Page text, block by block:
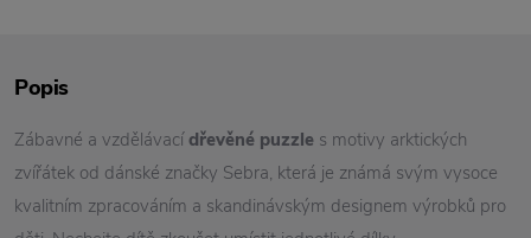
Popis
Zábavné a vzdělávacídřevěné puzzle s motivy arktických
zvířátek od dánské značky Sebra, která je známá svým vysoce
kvalitním zpracováním a skandinávským designem výrobků pro